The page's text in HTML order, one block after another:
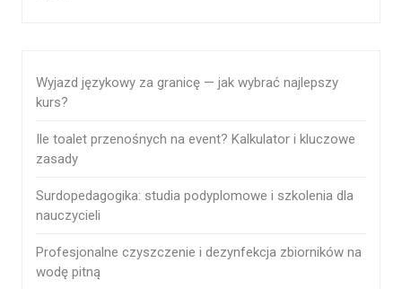
Wyjazd językowy za granicę — jak wybrać najlepszy
kurs?
Ile toalet przenośnych na event? Kalkulator i kluczowe
zasady
Surdopedagogika: studia podyplomowe i szkolenia dla
nauczycieli
Profesjonalne czyszczenie i dezynfekcja zbiorników na
wodę pitną